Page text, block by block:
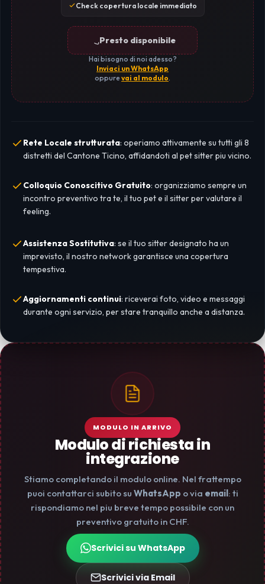
Check copertura locale immediato
Presto disponibile
Hai bisogno di noi adesso?
Inviaci un WhatsApp
oppurevai al modulo.
Rete Locale strutturata: operiamo attivamente su tutti gli 8
distretti del Cantone Ticino, affidandoti al pet sitter piu vicino.
Colloquio Conoscitivo Gratuito: organizziamo sempre un
incontro preventivo tra te, il tuo pet e il sitter per valutare il
feeling.
Assistenza Sostitutiva: se il tuo sitter designato ha un
imprevisto, il nostro network garantisce una copertura
tempestiva.
Aggiornamenti continui: riceverai foto, video e messaggi
durante ogni servizio, per stare tranquillo anche a distanza.
MODULO IN ARRIVO
Modulo di richiesta in
integrazione
Stiamo completando il modulo online. Nel frattempo
puoi contattarci subito su WhatsApp o via email: ti
rispondiamo nel piu breve tempo possibile con un
preventivo gratuito in CHF.
Scrivici su WhatsApp
Scrivici via Email